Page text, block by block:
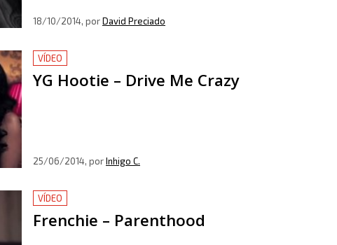
18/10/2014, porDavid Preciado
VÍDEO
YG Hootie – Drive Me Crazy
25/06/2014, porInhigo C.
VÍDEO
Frenchie – Parenthood